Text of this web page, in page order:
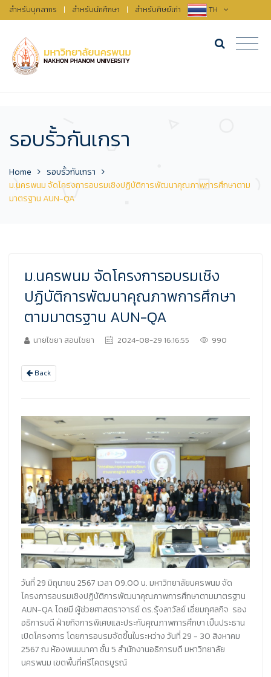
สำหรับบุคลากร | สำหรับนักศึกษา | สำหรับศิษย์เก่า TH
รอบรั้วกันเกรา
Home
รอบรั้วกันเกรา
ม.นครพนม จัดโครงการอบรมเชิงปฏิบัติการพัฒนาคุณภาพการศึกษาตาม
มาตรฐาน AUN-QA
ม.นครพนม จัดโครงการอบรมเชิง
ปฏิบัติการพัฒนาคุณภาพการศึกษา
ตามมาตรฐาน AUN-QA
นายไชยา สอนไชยา 2024-08-29 16:16:55 990
Back
วันที่ 29 มิถุนายน 2567 เวลา 09.00 น. มหาวิทยาลัยนครพนม จัด
โครงการอบรมเชิงปฏิบัติการพัฒนาคุณภาพการศึกษาตามมาตรฐาน
AUN-QA โดยมี ผู้ช่วยศาสตราจารย์ ดร.รุ้งลาวัลย์ เอี่ยมกุศลกิจ รอง
อธิการบดี ฝ่ายกิจการพิเศษและประกันคุณภาพการศึกษา เป็นประธาน
เปิดโครงการ โดยการอบรมจัดขึ้นในระหว่าง วันที่ 29 - 30 สิงหาคม
2567 ณ ห้องพนมนาคา ชั้น 5 สำนักงานอธิการบดี มหาวิทยาลัย
นครพนม เขตพื้นที่ศรีโคตรบูรณ์